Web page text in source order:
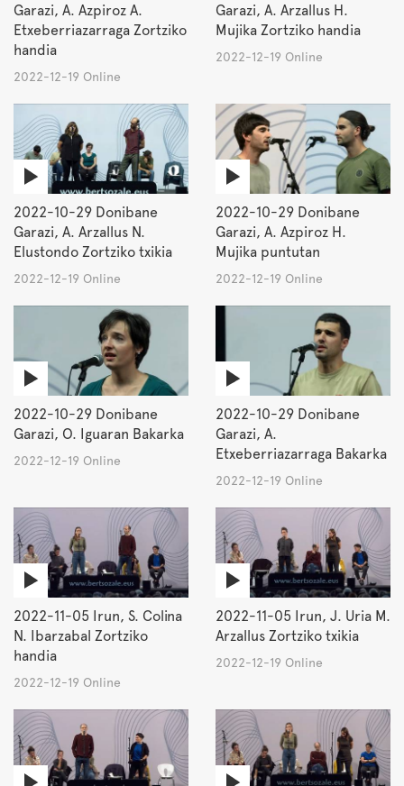
Garazi, A. Azpiroz A.
Etxeberriazarraga Zortziko
handia
2022-12-19 Online
Garazi, A. Arzallus H.
Mujika Zortziko handia
2022-12-19 Online
2022-10-29 Donibane
Garazi, A. Arzallus N.
Elustondo Zortziko txikia
2022-12-19 Online
2022-10-29 Donibane
Garazi, A. Azpiroz H.
Mujika puntutan
2022-12-19 Online
2022-10-29 Donibane
Garazi, O. Iguaran Bakarka
2022-12-19 Online
2022-10-29 Donibane
Garazi, A.
Etxeberriazarraga Bakarka
2022-12-19 Online
2022-11-05 Irun, S. Colina
N. Ibarzabal Zortziko
handia
2022-12-19 Online
2022-11-05 Irun, J. Uria M.
Arzallus Zortziko txikia
2022-12-19 Online